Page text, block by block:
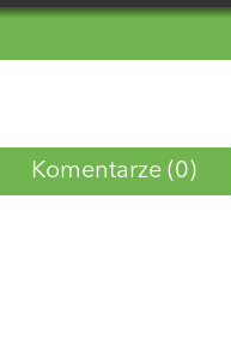
Komentarze (0)